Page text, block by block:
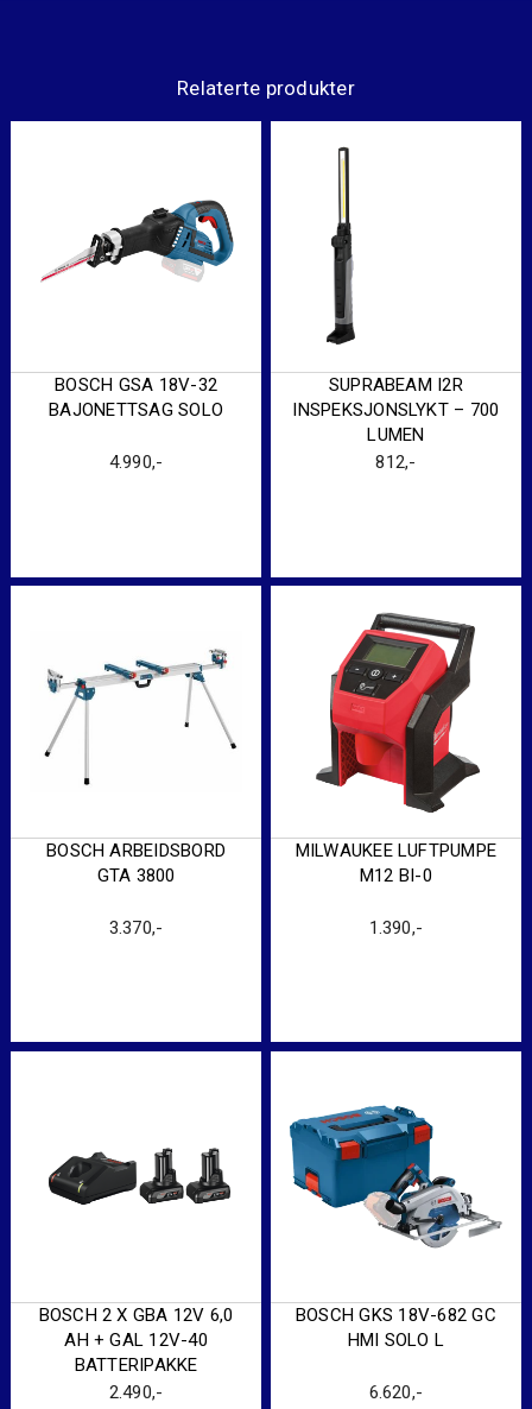
Relaterte produkter
BOSCH GSA 18V-32
BAJONETTSAG SOLO
4.990,-
SUPRABEAM I2R
INSPEKSJONSLYKT – 700
LUMEN
812,-
BOSCH ARBEIDSBORD
GTA 3800
3.370,-
MILWAUKEE LUFTPUMPE
M12 BI-0
1.390,-
BOSCH 2 X GBA 12V 6,0
AH + GAL 12V-40
BATTERIPAKKE
2.490,-
BOSCH GKS 18V-682 GC
HMI SOLO L
6.620,-